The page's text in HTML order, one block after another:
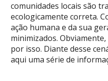
comunidades locais são
ecologicamente correta.
ação humana e da sua
minimizados.
por isso. Diante desse
aqui uma série de